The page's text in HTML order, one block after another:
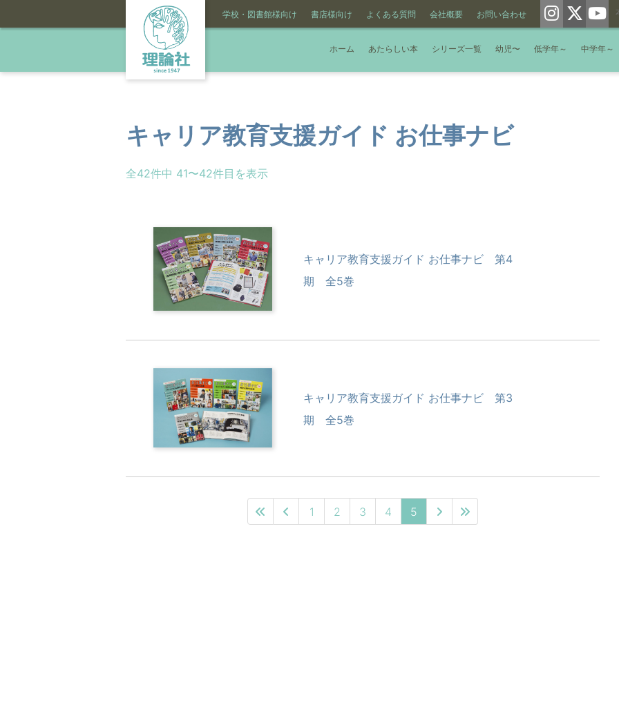
学校・図書館様向け 書店様向け よくある質問 会社概要 お問い合わせ
ホーム あたらしい本 シリーズ一覧 幼児〜 低学年～ 中学年～
キャリア教育支援ガイド お仕事ナビ
全42件中 41〜42件目を表示
キャリア教育支援ガイド お仕事ナビ 第4
期 全5巻
キャリア教育支援ガイド お仕事ナビ 第3
期 全5巻
1 2 3 4 5